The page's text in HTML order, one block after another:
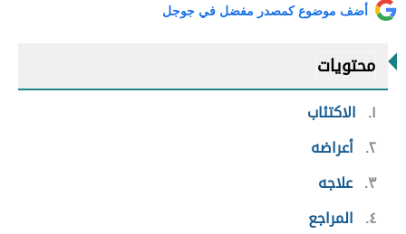
أضف موضوع كمصدر مفضل في جوجل
محتويات
١
الاكتئاب
٢ أعراضه
٣ علاجه
٤
المراجع